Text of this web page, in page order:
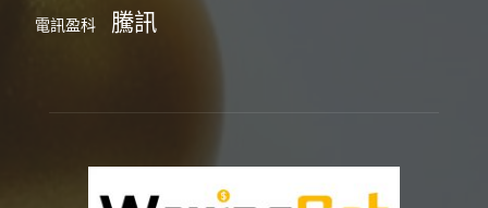
電訊盈科 騰訊